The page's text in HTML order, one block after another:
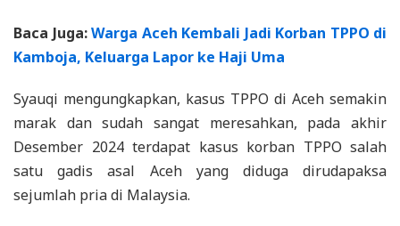
Baca Juga:Warga Aceh Kembali Jadi Korban TPPO di
Kamboja, Keluarga Lapor ke Haji Uma
Syauqi mengungkapkan, kasus TPPO di Aceh semakin
marak dan sudah sangat meresahkan, pada akhir
Desember 2024 terdapat kasus korban TPPO salah
satu gadis asal Aceh yang diduga dirudapaksa
sejumlah pria di Malaysia.